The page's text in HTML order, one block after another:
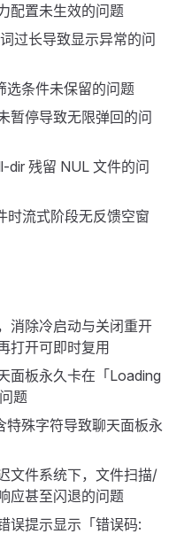
配置未生效的问题
过长导致显示异常的问
选条件未保留的问题
暂停导致无限弹回的问
dir 残留 NUL 文件的问
时流式阶段无反馈空窗
消除冷启动与关闭重开
打开可即时复用
面板永久卡在「Loading
题
殊字符导致聊天面板永
文件系统下，文件扫描/
应甚至闪退的问题
误提示显示「错误码: